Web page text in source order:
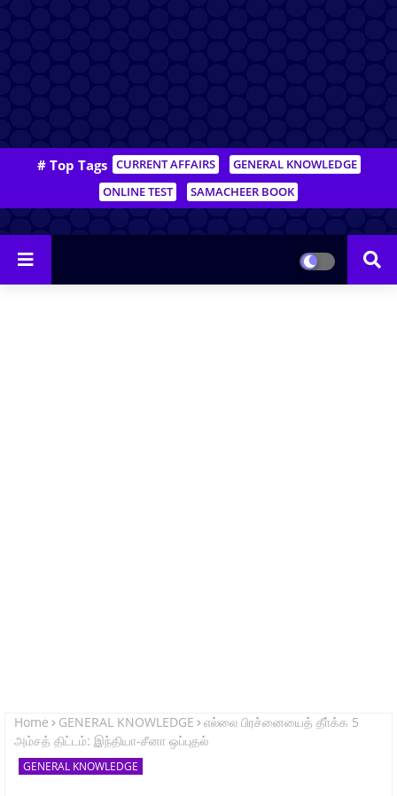
# Top Tags CURRENT AFFAIRS
GENERAL KNOWLEDGE
ONLINE TEST
SAMACHEER BOOK
Home GENERAL KNOWLEDGE
எல்லை பிரச்னையைத் தீா்க்க 5
அம்சத் திட்டம்: இந்தியா-சீனா ஒப்புதல்
GENERAL KNOWLEDGE